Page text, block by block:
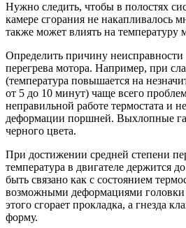
Нужно следить, чтобы в полостях
камере сгорания не накапливалось
также может влиять на температуру
Определить причину
перегрева мотора. Например, при
(температура повышается на
от 5 до 10 минут) чаще всего
неправильной работе термостата и
деформации поршней. Выхлопные
черного цвета.
При достижении средней степени
температура в двигателе держится
быть связано как с состоянием
возможными деформациями головки
этого сгорает прокладка, а гнезда
форму.